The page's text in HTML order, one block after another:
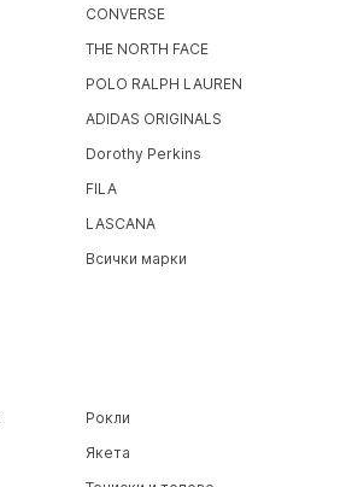
CONVERSE
THE NORTH FACE
POLO RALPH LAUREN
ADIDAS ORIGINALS
Dorothy Perkins
FILA
LASCANA
Всички марки
Рокли
Якета